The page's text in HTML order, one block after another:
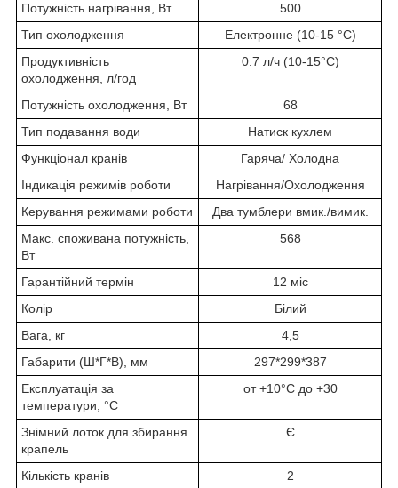
Потужність нагрівання, Вт
500
Тип охолодження
Електронне (10-15 °C)
Продуктивність
охолодження, л/год
0.7 л/ч (10-15°C)
Потужність охолодження, Вт
68
Тип подавання води
Натиск кухлем
Функціонал кранів
Гаряча/ Холодна
Індикація режимів роботи
Нагрівання/Охолодження
Керування режимами роботи
Два тумблери вмик./вимик.
Макс. споживана потужність,
Вт
568
Гарантійний термін
12 міс
Колір
Білий
Вага, кг
4,5
Габарити (Ш*Г*В), мм
297*299*387
Експлуатація за
температури, °C
от +10°C до +30
Знімний лоток для збирання
крапель
Є
Кількість кранів 2